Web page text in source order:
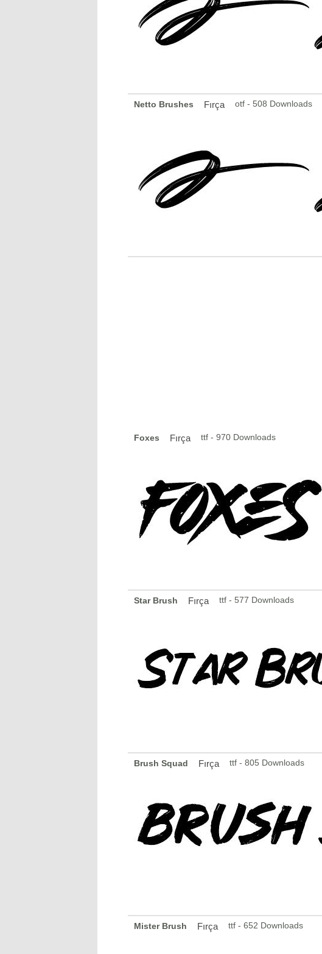
Netto Brushes Fırça otf - 508 Downloads
Foxes Fırça ttf - 970 Downloads
Star Brush Fırça ttf - 577 Downloads
Brush Squad Fırça ttf - 805 Downloads
Mister Brush Fırça ttf - 652 Downloads